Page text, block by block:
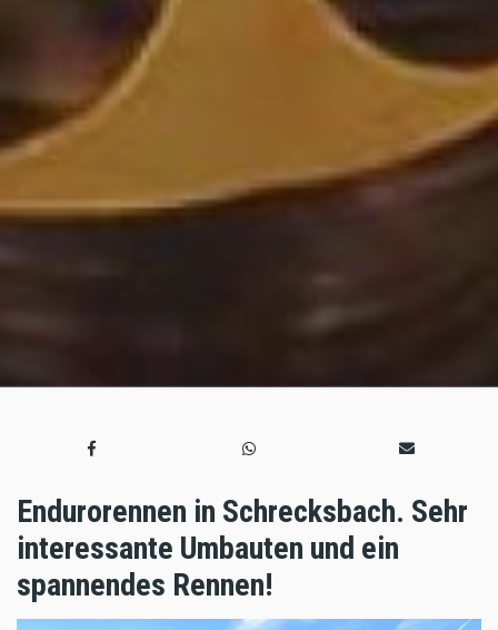
Endurorennen in Schrecksbach. Sehr
interessante Umbauten und ein
spannendes Rennen!